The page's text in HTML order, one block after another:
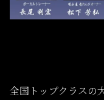
全国トップクラスの